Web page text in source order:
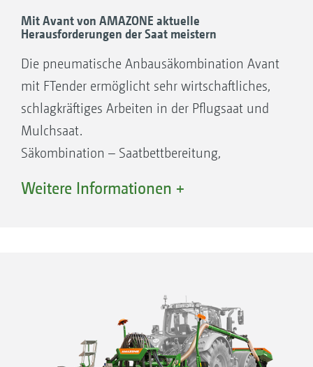
Mit Avant von AMAZONE aktuelle
Herausforderungen der Saat meistern
Die pneumatische Anbausäkombination Avant
mit FTender ermöglicht sehr wirtschaftliches,
schlagkräftiges Arbeiten in der Pflugsaat und
Mulchsaat.
Säkombination – Saatbettbereitung,
Dünger mit in die Säfurche ablegen und
Kreiselegge oder des Kreiselgrubbers samt
Scharsystem in der Heckeinheit verringert sich
der Wendekreis des Gespanns – trotz
Weitere Informationen +